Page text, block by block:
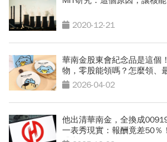
2020-12-21
華南金股東會紀念品是這個
物，零股能領嗎？怎麼領、
2026-04-02
他出清華南金，全換成
一表秀現實：報酬竟差50％